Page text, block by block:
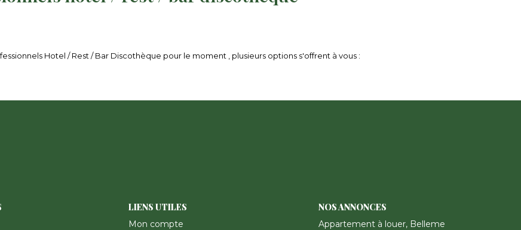
Hotel / Rest / Bar Discothèque pour le moment , plusieurs options s'offrent à vous :
LIENS UTILES
Mon compte
NOS ANNONCES
Appartement à louer, Belleme